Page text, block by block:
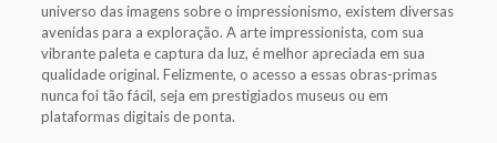
universo das imagens sobre o impressionismo, existem diversas
avenidas para a exploração. A arte impressionista, com sua
vibrante paleta e captura da luz, é melhor apreciada em sua
qualidade original. Felizmente, o acesso a essas obras-primas
nunca foi tão fácil, seja em prestigiados museus ou em
plataformas digitais de ponta.